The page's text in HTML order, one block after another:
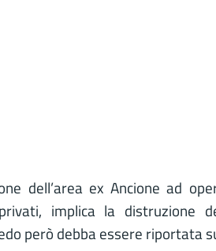
dell’area ex Ancione ad
implica la distruzione
però debba essere riportata